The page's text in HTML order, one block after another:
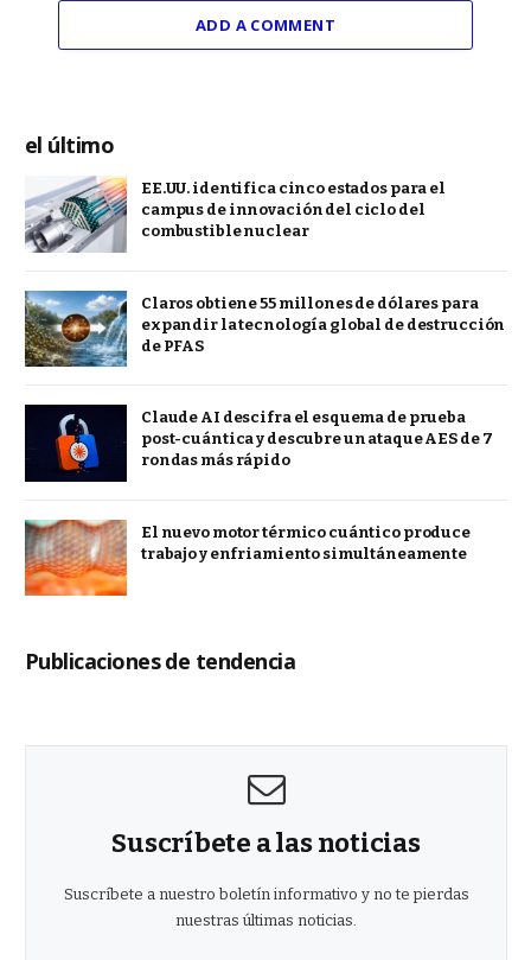
ADD A COMMENT
el último
EE.UU. identifica cinco estados para el
campus de innovación del ciclo del
combustible nuclear
Claros obtiene 55 millones de dólares para
expandir la tecnología global de destrucción
de PFAS
Claude AI descifra el esquema de prueba
post-cuántica y descubre un ataque AES de 7
rondas más rápido
El nuevo motor térmico cuántico produce
trabajo y enfriamiento simultáneamente
Publicaciones de tendencia
Suscríbete a las noticias
Suscríbete a nuestro boletín informativo y no te pierdas
nuestras últimas noticias.